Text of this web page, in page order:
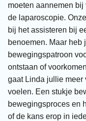
moeten aannemen
de laparoscopie.
bij het assisteren bij
benoemen. Maar heb
bewegingspatroon
ontstaan of
gaat Linda jullie meer
voelen. Een stukje
bewegingsproces en
of de kans erop in